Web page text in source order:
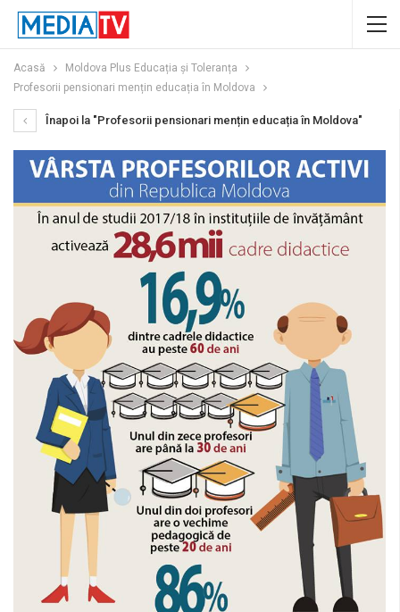
Acasă
Moldova Plus Educația și Toleranța
Profesorii pensionari mențin educația în Moldova
Înapoi la "Profesorii pensionari mențin educația în Moldova"